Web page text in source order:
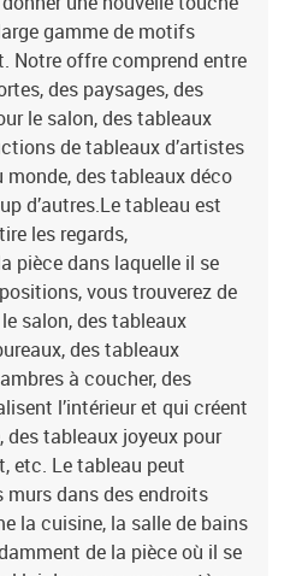
gamme de motifs
Notre offre comprend entre
des paysages, des
le salon, des tableaux
de tableaux d’artistes
des tableaux déco
d’autres.Le tableau est
les regards,
pièce dans laquelle il se
vous trouverez de
salon, des tableaux
des tableaux
à coucher, des
l’intérieur et qui créent
des tableaux joyeux pour
etc. Le tableau peut
murs dans des endroits
la cuisine, la salle de bains
de la pièce où il se